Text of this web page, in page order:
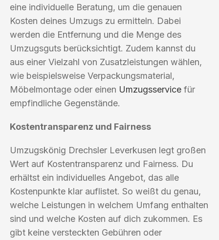
eine individuelle Beratung, um die genauen
Kosten deines Umzugs zu ermitteln. Dabei
werden die Entfernung und die Menge des
Umzugsguts berücksichtigt. Zudem kannst du
aus einer Vielzahl von Zusatzleistungen wählen,
wie beispielsweise Verpackungsmaterial,
Möbelmontage oder einen Umzugsservice für
empfindliche Gegenstände.
Kostentransparenz und Fairness
Umzugskönig Drechsler Leverkusen legt großen
Wert auf Kostentransparenz und Fairness. Du
erhältst ein individuelles Angebot, das alle
Kostenpunkte klar auflistet. So weißt du genau,
welche Leistungen in welchem Umfang enthalten
sind und welche Kosten auf dich zukommen. Es
gibt keine versteckten Gebühren oder